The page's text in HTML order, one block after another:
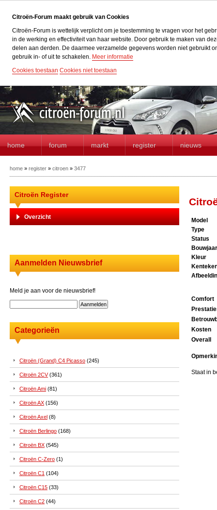
Citroën-Forum maakt gebruik van Cookies
Citroën-Forum is wettelijk verplicht om je toestemming te vragen voor het
in de werking en effectiviteit van haar website. Door gebruik te maken van
delen aan derden. De daarmee verzamelde gegevens worden niet gebruikt
gebruik in- of uit te schakelen. Meer informatie
Cookies toestaan Cookies niet toestaan
home forum markt register nieuws
home » register » citroen » 3477
Citroën Register
Overzicht
Aanmelden Nieuwsbrief
Meld je aan voor de nieuwsbrief!
Categorieën
Citroën (Grand) C4 Picasso (245)
Citroën 2CV(361)
Citroën Ami (81)
Citroën AX (156)
Citroën Axel (8)
Citroën Berlingo (168)
Citroën BX (545)
Citroën C-Zero (1)
Citroën C1 (104)
Citroën C15 (33)
Citroën C2 (44)
Model
Type
Status
Bouwjaar
Kleur
Comfort
Kosten
Overall
Staat in